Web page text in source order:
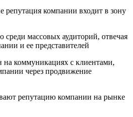
репутация компании входит в зону
массовых аудиторий, отвечая
и ее представителей
на коммуникациях с клиентами,
через продвижение
репутацию компании на рынке